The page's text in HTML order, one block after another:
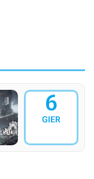
6
GIER